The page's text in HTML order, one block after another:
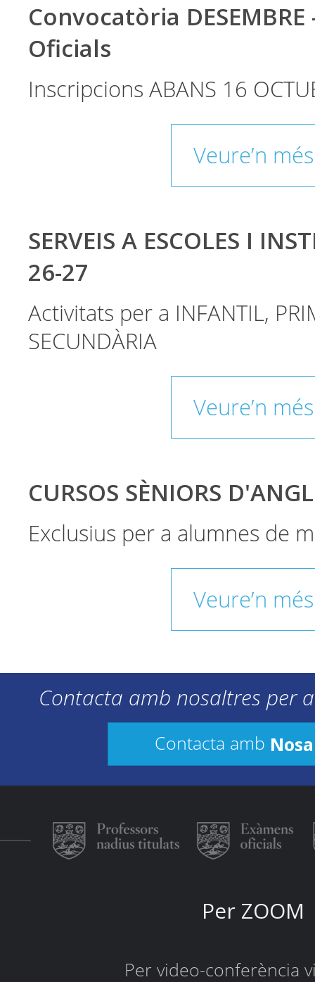
Convocatòria
Oficials
Inscripcions ABANS 16
Veure’n més
SERVEIS A ESCOLES I
26-27
Activitats per a INFANTIL,
SECUNDÀRIA
Veure’n més
CURSOS SÈNIORS
Exclusius per a alumnes de
Veure’n més
Contacta amb nosaltres per
Contacta amb
Per ZOOM
Per video-conferència